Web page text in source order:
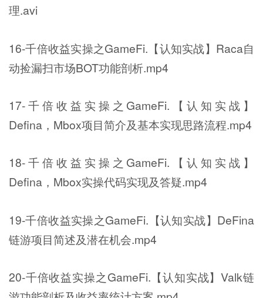
理.avi
16-千倍收益实操之GameFi.【认知实战】Raca自
动捡漏扫市场BOT功能剖析.mp4
17-千倍收益实操之GameFi.【认知实战】
Defina，Mbox项目简介及基本实现思路流程.mp4
18-千倍收益实操之GameFi.【认知实战】
Defina，Mbox实操代码实现及答疑.mp4
19-千倍收益实操之GameFi.【认知实战】DeFina
链游项目简述及潜在机会.mp4
20-千倍收益实操之GameFi.【认知实战】Valk链